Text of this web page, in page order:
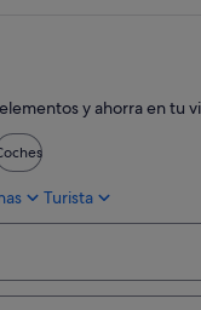
y ahorra en tu
Turista